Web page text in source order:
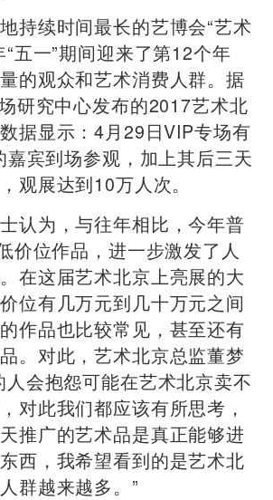
续时间最长的艺博会“艺术
五一”期间迎来了第12个年
的观众和艺术消费人群。据
研究中心发布的2017艺术北
据显示：4月29日VIP专场有
宾到场参观，加上其后三天
观展达到10万人次。
为，与往年相比，今年普
价位作品，进一步激发了人
在这届艺术北京上亮展的大
位有几万元到几十万元之间
作品也比较常见，甚至还有
。对此，艺术北京总监董梦
人会抱怨可能在艺术北京卖不
对此我们都应该有所思考，
推广的艺术品是真正能够进
西，我希望看到的是艺术北
群越来越多。”